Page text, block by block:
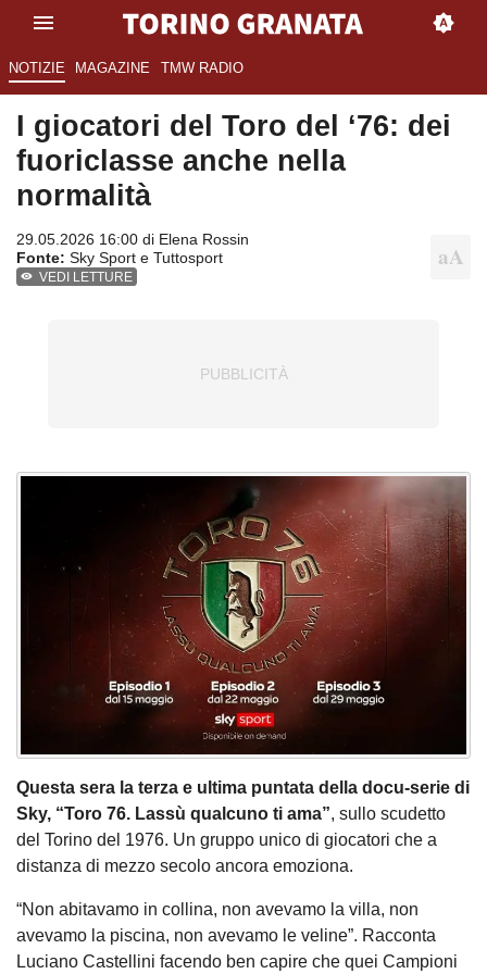
NOTIZIE MAGAZINE TMW RADIO
I giocatori del Toro del ‘76: dei
fuoriclasse anche nella
normalità
29.05.2026 16:00 di Elena Rossin
Fonte: Sky Sport e Tuttosport
VEDI LETTURE
Questa sera la terza e ultima puntata della docu-serie di
Sky, “Toro 76. Lassù qualcuno ti ama”, sullo scudetto
del Torino del 1976. Un gruppo unico di giocatori che a
distanza di mezzo secolo ancora emoziona.
“Non abitavamo in collina, non avevamo la villa, non
avevamo la piscina, non avevamo le veline”. Racconta
Luciano Castellini facendo ben capire che quei Campioni